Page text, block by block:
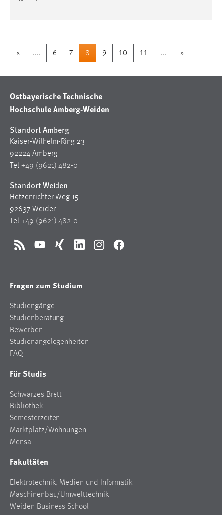
« .... 6 7 8 9 10 11 .... »
Ostbayerische Technische
Hochschule Amberg-Weiden
Standort Amberg
Kaiser-Wilhelm-Ring 23
92224 Amberg
Tel +49 (9621) 482-0
Standort Weiden
Hetzenrichter Weg 15
92637 Weiden
Tel +49 (9621) 482-0
RSS YouTubeXing LinkedInInstagramFacebook
Fragen zum Studium
Studiengänge
Studienberatung
Bewerben
Studienangelegenheiten
FAQ
Für Studis
Schwarzes Brett
Bibliothek
Semesterzeiten
Marktplatz/Wohnungen
Mensa
Fakultäten
Elektrotechnik, Medien und Informatik
Maschinenbau/Umwelttechnik
Weiden Business School